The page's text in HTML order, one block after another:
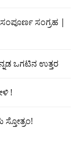
ಸಂಗ್ರಹ |
ಒಗಟಿನ ಉತ್ತರ
!